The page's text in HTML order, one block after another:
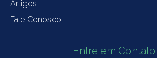
Artigos
Fale Conosco
Entre em Contato